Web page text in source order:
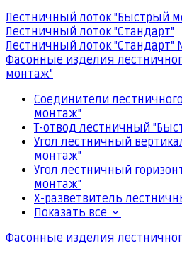
Лестничный лоток "Быстрый
Лестничный лоток "Стандарт"
Лестничный лоток "Стандарт"
Фасонные изделия
монтаж"
Соединители
монтаж"
Т-отвод лестничный
Угол лестничный
монтаж"
Угол лестничный
монтаж"
Х-разветвитель
Показать все
Фасонные изделия